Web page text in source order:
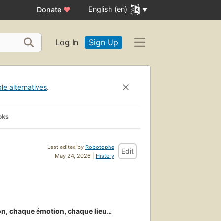
Donate ♥ English (en)
Log In Sign Up
alternatives.
Last edited by Robotophe
May 24, 2026 | History
Edit
chaque émotion, chaque lieu…